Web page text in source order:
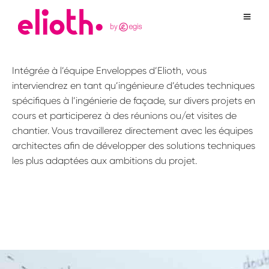
Intégré.e à l’équipe Enveloppes d’Elioth, vous
interviendrez en tant qu’ingénieur.e d’études techniques
spécifiques à l’ingénierie de façade, sur divers projets en
cours et participerez à des réunions ou/et visites de
chantier. Vous travaillerez directement avec les équipes
architectes afin de développer des solutions techniques
les plus adaptées aux ambitions du projet.